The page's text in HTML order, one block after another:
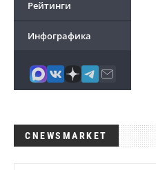
Рейтинги
Инфографика
CNEWSMARKET